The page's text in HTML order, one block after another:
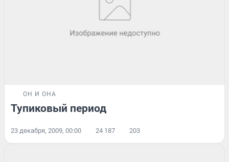
ОН И ОНА
Тупиковый период
23 декабря, 2009, 00:00 24 187 203